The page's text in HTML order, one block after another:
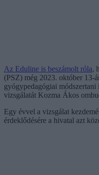
Az Eduline is beszámolt róla,
(PSZ) még 2023. október 13-
gyógypedagógiai
vizsgálatát Kozma Ákos
Egy évvel a vizsgálat
érdeklődésére a hivatal azt